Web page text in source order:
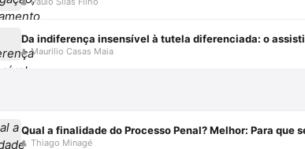
Maurilio Casas Maia
Qual a finalidade do Processo Penal? Melhor: Para que
Thiago Minagé